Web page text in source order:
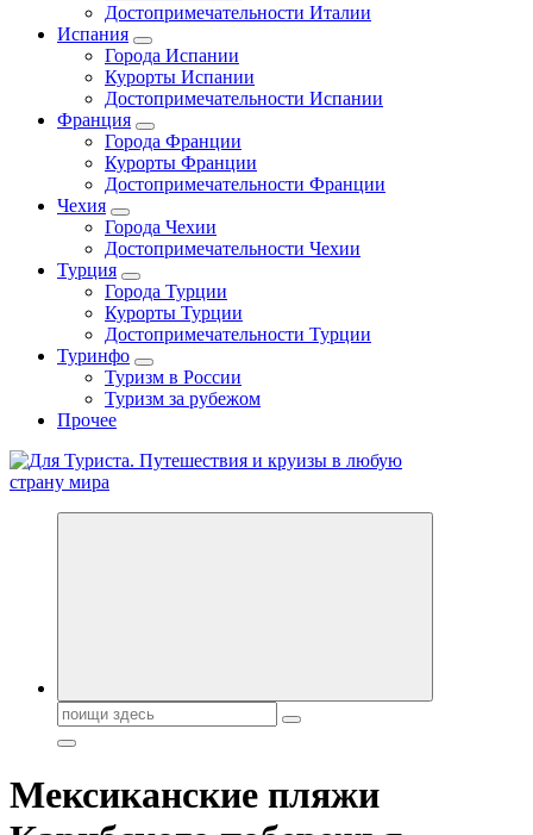
Достопримечательности Италии
Испания
Города Испании
Курорты Испании
Достопримечательности Испании
Франция
Города Франции
Курорты Франции
Достопримечательности Франции
Чехия
Города Чехии
Достопримечательности Чехии
Турция
Города Турции
Курорты Турции
Достопримечательности Турции
Туринфо
Туризм в России
Туризм за рубежом
Прочее
Новости туризма, куда поехать на отдых, где провести отпуск.
Поиск:
Мексиканские пляжи